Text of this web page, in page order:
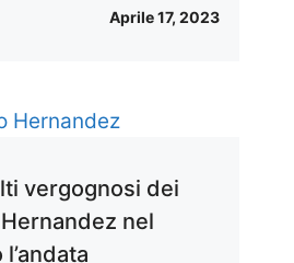
Aprile 17, 2023
vergognosi dei
nel